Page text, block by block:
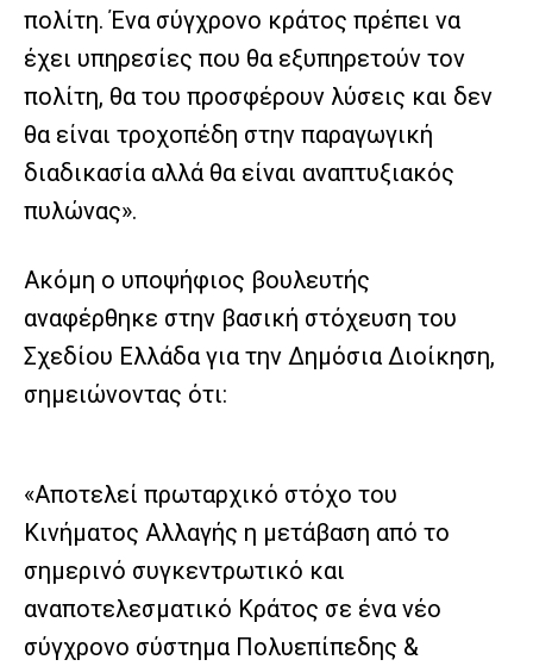
πολίτη. Ένα σύγχρονο κράτος πρέπει να
έχει υπηρεσίες που θα εξυπηρετούν τον
πολίτη, θα του προσφέρουν λύσεις και δεν
θα είναι τροχοπέδη στην παραγωγική
διαδικασία αλλά θα είναι αναπτυξιακός
πυλώνας».
Ακόμη ο υποψήφιος βουλευτής
αναφέρθηκε στην βασική στόχευση του
Σχεδίου Ελλάδα για την Δημόσια Διοίκηση,
σημειώνοντας ότι:
«Αποτελεί πρωταρχικό στόχο του
Κινήματος Αλλαγής η μετάβαση από το
σημερινό συγκεντρωτικό και
αναποτελεσματικό Κράτος σε ένα νέο
σύγχρονο σύστημα Πολυεπίπεδης &